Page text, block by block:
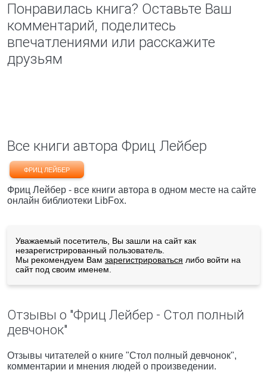
Понравилась книга? Оставьте Ваш
комментарий, поделитесь
впечатлениями или расскажите
друзьям
Все книги автора Фриц Лейбер
ФРИЦ ЛЕЙБЕР
Фриц Лейбер - все книги автора в одном месте на сайте
онлайн библиотеки LibFox.
Уважаемый посетитель, Вы зашли на сайт как
незарегистрированный пользователь.
Мы рекомендуем Вам зарегистрироваться либо войти на
сайт под своим именем.
Отзывы о "Фриц Лейбер - Стол полный
девчонок"
Отзывы читателей о книге "Стол полный девчонок",
комментарии и мнения людей о произведении.